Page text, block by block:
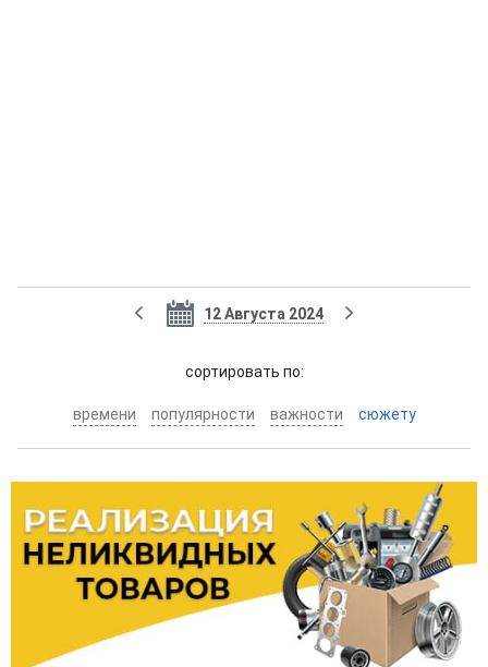
12 Августа 2024
cортировать по:
времени популярности важности сюжету